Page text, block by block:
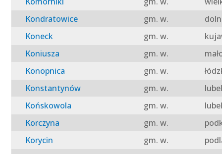
Kondratowice
gm. w.
Koneck
gm. w.
Koniusza
gm. w.
Konopnica
gm. w.
Konstantynów
gm. w.
Końskowola
gm. w.
Korczyna
gm. w.
Korycin
gm. w.